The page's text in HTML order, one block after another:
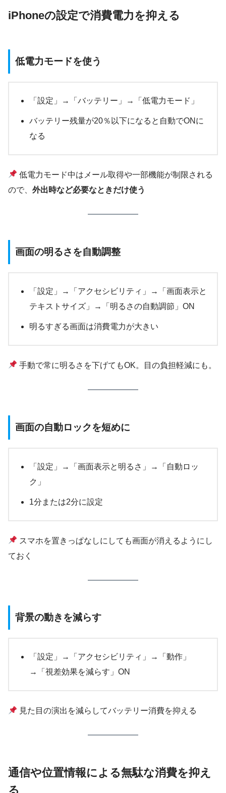
iPhoneの設定で消費電力を抑える
低電力モードを使う
「設定」→「バッテリー」→「低電力モード」
バッテリー残量が20％以下になると自動でONに
なる
低電力モード中はメール取得や一部機能が制限される
ので、 外出時など必要なときだけ使う
画面の明るさを自動調整
「設定」→「アクセシビリティ」→「画面表示と
テキストサイズ」→「明るさの自動調節」ON
明るすぎる画面は消費電力が大きい
手動で常に明るさを下げてもOK。目の負担軽減にも。
画面の自動ロックを短めに
「設定」→「画面表示と明るさ」→「自動ロッ
ク」
1分または2分に設定
スマホを置きっぱなしにしても画面が消えるようにし
ておく
背景の動きを減らす
「設定」→「アクセシビリティ」→「動作」
→「視差効果を減らす」ON
見た目の演出を減らしてバッテリー消費を抑える
通信や位置情報による無駄な消費を抑え
る